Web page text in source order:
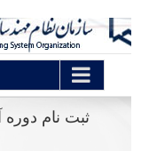
ثبت نام